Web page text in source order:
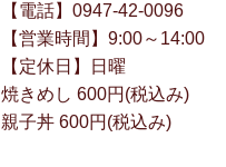
【電話】0947-42-0096
【営業時間】9:00～14:00
【定休日】日曜
焼きめし 600円(税込み)
親子丼 600円(税込み)